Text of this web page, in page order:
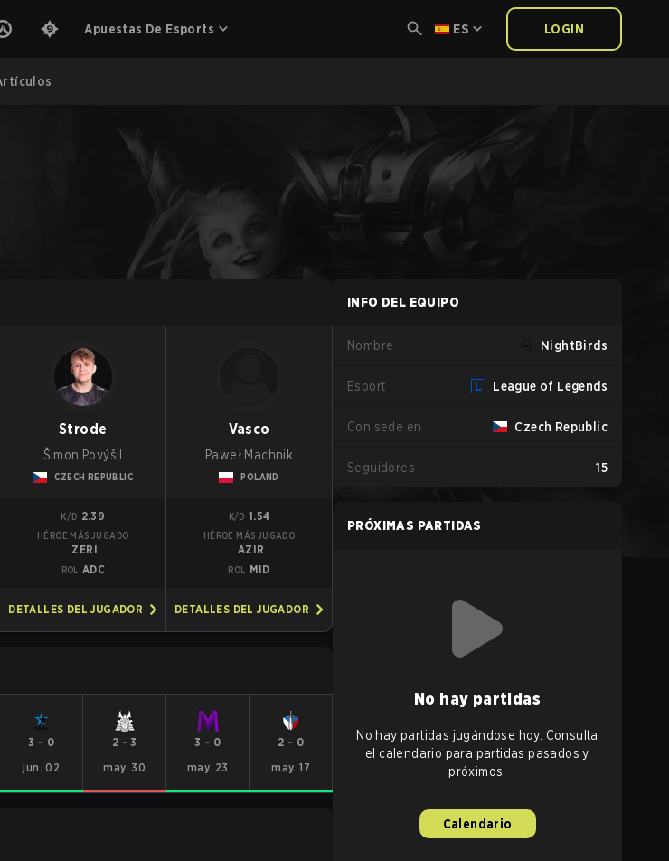
Apuestas De Esports ES LOGIN
Strode
Šimon Povýšil
CZECH REPUBLIC
K/D 2.39
HÉROE MÁS JUGADO
ZERI
ROL ADC
DETALLES DEL JUGADOR
Vasco
Paweł Machnik
POLAND
K/D 1.54
HÉROE MÁS JUGADO
AZIR
ROL MID
DETALLES DEL JUGADOR
3 - 0
jun. 02
2 - 3
may. 30
3 - 0
may. 23
2 - 0
may. 17
INFO DEL EQUIPO
Nombre NightBirds
Esport League of Legends
Con sede en Czech Republic
Seguidores 15
PRÓXIMAS PARTIDAS
No hay partidas
No hay partidas jugándose hoy. Consulta
el calendario para partidas pasados y
próximos.
Calendario